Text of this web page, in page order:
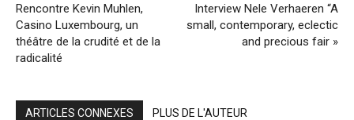
Rencontre Kevin Muhlen,
Casino Luxembourg, un
théâtre de la crudité et de la
radicalité
Interview Nele Verhaeren “A
small, contemporary, eclectic
and precious fair »
ARTICLES CONNEXES PLUS DE L'AUTEUR